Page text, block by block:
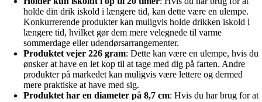
holde din drik iskold i længere tid, kan dette være en ulempe.
Konkurrerende produkter kan muligvis holde drikken iskold i
længere tid, hvilket gør dem mere velegnede til varme
sommerdage eller udendørsarrangementer.
Produktet vejer 226 gram: Dette kan være en ulempe, hvis du
ønsker at have en let kop til at tage med dig på farten. Andre
produkter på markedet kan muligvis være lettere og dermed
mere praktiske at have med sig.
Produktet har en diameter på 8,7 cm: Hvis du har brug for at